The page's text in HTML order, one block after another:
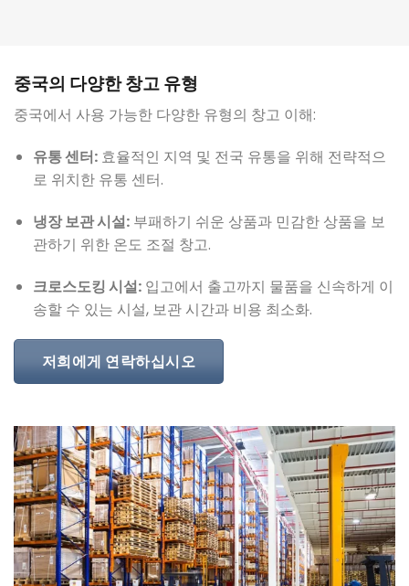
중국의 다양한 창고 유형
중국에서 사용 가능한 다양한 유형의 창고 이해:
유통 센터:효율적인 지역 및 전국 유통을 위해 전략적으
로 위치한 유통 센터.
냉장 보관 시설:부패하기 쉬운 상품과 민감한 상품을 보
관하기 위한 온도 조절 창고.
크로스도킹 시설:입고에서 출고까지 물품을 신속하게 이
송할 수 있는 시설, 보관 시간과 비용 최소화.
저희에게 연락하십시오